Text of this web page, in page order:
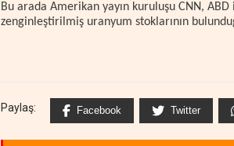
Bu arada Amerikan yayın kuruluşu CNN,
zenginleştirilmiş uranyum stoklarının
Paylaş: Facebook Twitter